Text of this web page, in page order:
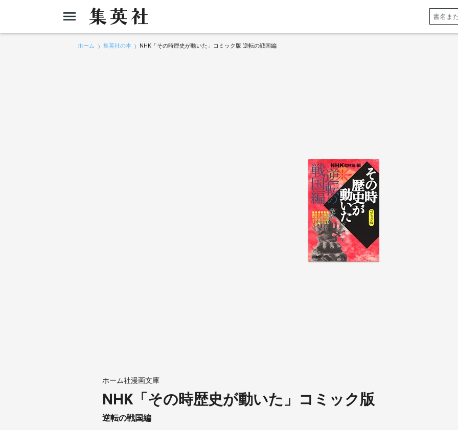
ホーム 集英社の本 NHK「その時歴史が動いた」コミック版 逆転の戦国編
ホーム社漫画文庫
NHK「その時歴史が動いた」コミック版
逆転の戦国編